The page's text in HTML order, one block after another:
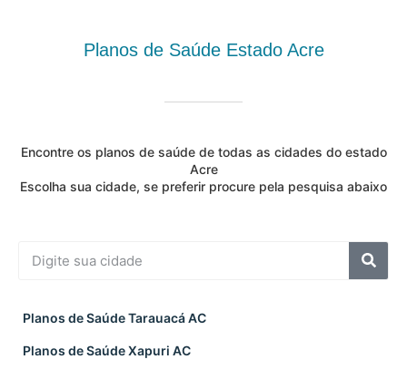
Planos de Saúde Estado Acre
Encontre os planos de saúde de todas as cidades do estado
Acre
Escolha sua cidade, se preferir procure pela pesquisa abaixo
Planos de Saúde Tarauacá AC
Planos de Saúde Xapuri AC